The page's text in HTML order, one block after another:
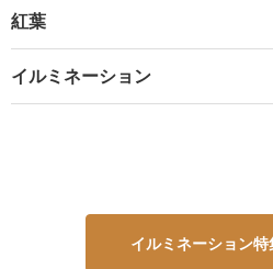
紅葉
イルミネーション
イルミネーション